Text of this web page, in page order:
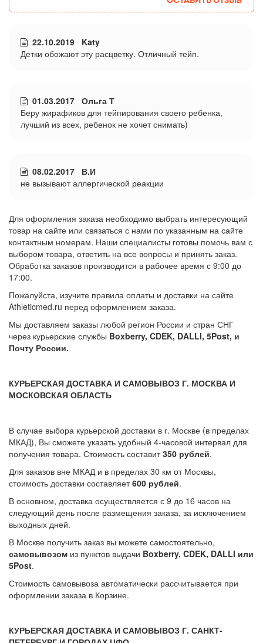
22.10.2019 Katy
Детки обожают эту расцветку. Отличный тейп.
01.03.2017 Ольга Т
Беру жирафиков для тейпирования своего ребенка,
лучший из всех, ребенок не хочет снимать)
08.02.2017 В.И
не вызывают аллергической реакции
Для оформления заказа необходимо выбрать интересующий
товар на сайте или связаться с нами по указанным на сайте
контактным номерам. Наши специалисты готовы помочь вам с
выбором товара, ответить на все вопросы и принять заказ.
Обработка заказов производится в рабочее время с 9:00 до
17:00.
Пожалуйста, изучите правила оплаты и доставки на сайте
Athleticmed.ru перед оформлением заказа.
Мы доставляем заказы любой регион России и стран СНГ
через курьерские службы Boxberry, CDEK, DALLI, 5Post, и
Почту России.
КУРЬЕРСКАЯ ДОСТАВКА И САМОВЫВОЗ Г. МОСКВА И
МОСКОВСКАЯ ОБЛАСТЬ
В случае выбора курьерской доставки в г. Москве (в пределах
МКАД), Вы сможете указать удобный 4-часовой интервал для
получения товара. Стоимость составит350 рублей.
Для заказов вне МКАД и в пределах 30 км от Москвы,
стоимость доставки составляет600 рублей.
В основном, доставка осуществляется с 9 до 16 часов на
следующий день после размещения заказа, за исключением
выходных дней.
В Москве получить заказ вы можете самостоятельно,
самовывозом из пунктов выдачи Boxberry, CDEK, DALLI или
5Post.
Стоимость самовывоза автоматически рассчитывается при
оформлении заказа в Корзине.
КУРЬЕРСКАЯ ДОСТАВКА И САМОВЫВОЗ Г. САНКТ-